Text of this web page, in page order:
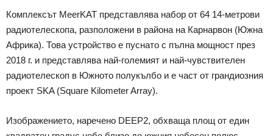
Комплексът MeerKAT представлява набор от 64 14-метрови
радиотелескопа, разположени в района на Карнарвон (Южна
Африка). Това устройство е пуснато с пълна мощност през
2018 г. и представлява най-големият и най-чувствителен
радиотелескоп в Южното полукълбо и е част от грандиозния
проект SKA (Square Kilometer Array).
Изображението, наречено DEEP2, обхваща площ от един